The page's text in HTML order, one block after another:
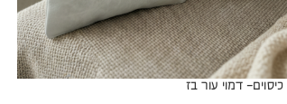
דמוי עור בז